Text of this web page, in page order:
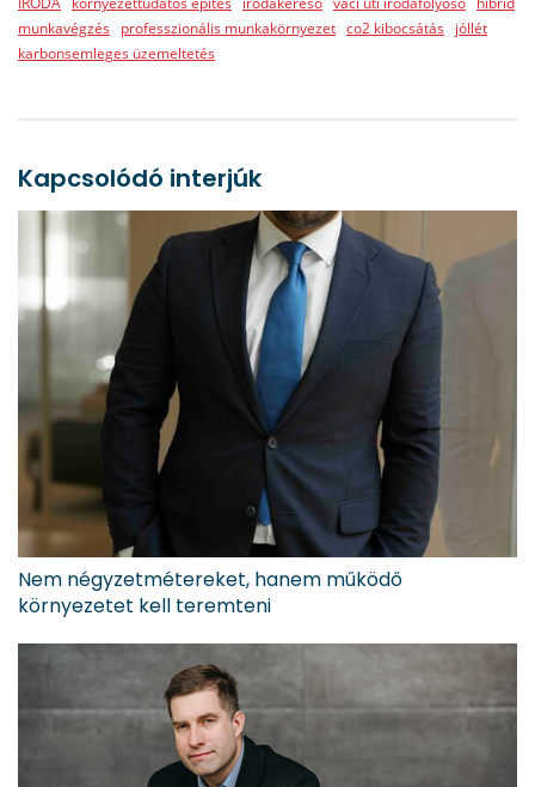
munkavégzés
professzionális munkakörnyezet co2 kibocsátás
jóllét
karbonsemleges üzemeltetés
Kapcsolódó interjúk
Nem négyzetmétereket, hanem működő
környezetet kell teremteni